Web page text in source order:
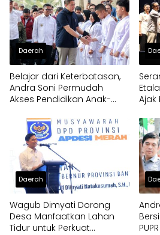
Daerah
Belajar dari Keterbatasan,
Andra Soni Permudah
Akses Pendidikan Anak-
Ajak
Daerah
Wagub Dimyati Dorong
Desa Manfaatkan Lahan
Tidur untuk Perkuat